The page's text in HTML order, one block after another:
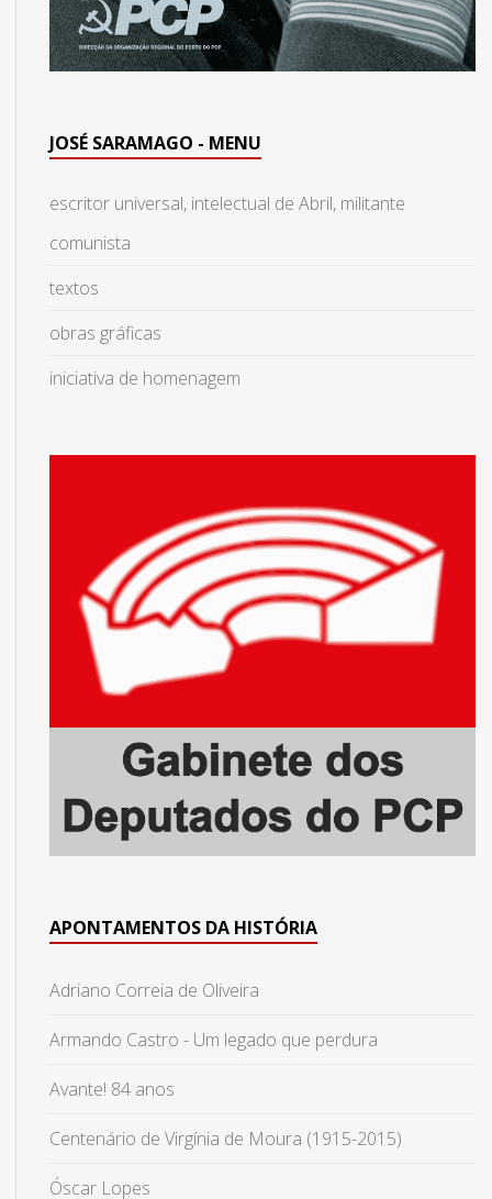
JOSÉ SARAMAGO - MENU
escritor universal, intelectual de Abril, militante
comunista
textos
obras gráficas
iniciativa de homenagem
APONTAMENTOS DA HISTÓRIA
Adriano Correia de Oliveira
Armando Castro - Um legado que perdura
Avante! 84 anos
Centenário de Virgínia de Moura (1915-2015)
Óscar Lopes